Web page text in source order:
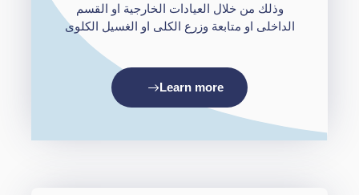
وذلك من خلال العيادات الخارجية او القسم
الداخلى او متابعة وزرع الكلى او الغسيل الكلوى
Learn more